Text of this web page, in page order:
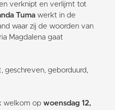
verknipt en verlijmt tot
Tuma werkt in de
waar zij de woorden van
Magdalena gaat
geschreven, geborduurd,
welkom op woensdag 12,